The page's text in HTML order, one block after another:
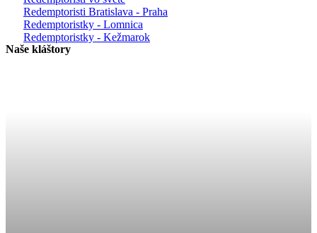
Redemptoristi Bratislava - Praha
Redemptoristky - Lomnica
Redemptoristky - Kežmarok
Naše kláštory